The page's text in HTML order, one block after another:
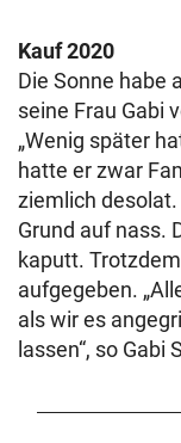
Kauf 2020
Die Sonne habe
seine Frau Gabi
„Wenig später
hatte er zwar
ziemlich
Grund auf nass.
kaputt.
aufgegeben.
als wir es
lassen“, so Gabi